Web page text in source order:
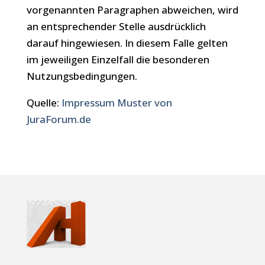
vorgenannten Paragraphen abweichen, wird
an entsprechender Stelle ausdrücklich
darauf hingewiesen. In diesem Falle gelten
im jeweiligen Einzelfall die besonderen
Nutzungsbedingungen.
Quelle: Impressum Muster von
JuraForum.de